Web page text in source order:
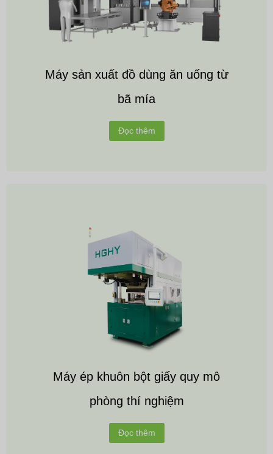
Máy sản xuất đồ dùng ăn uống từ
bã mía
Đọc thêm
Máy ép khuôn bột giấy quy mô
phòng thí nghiệm
Đọc thêm